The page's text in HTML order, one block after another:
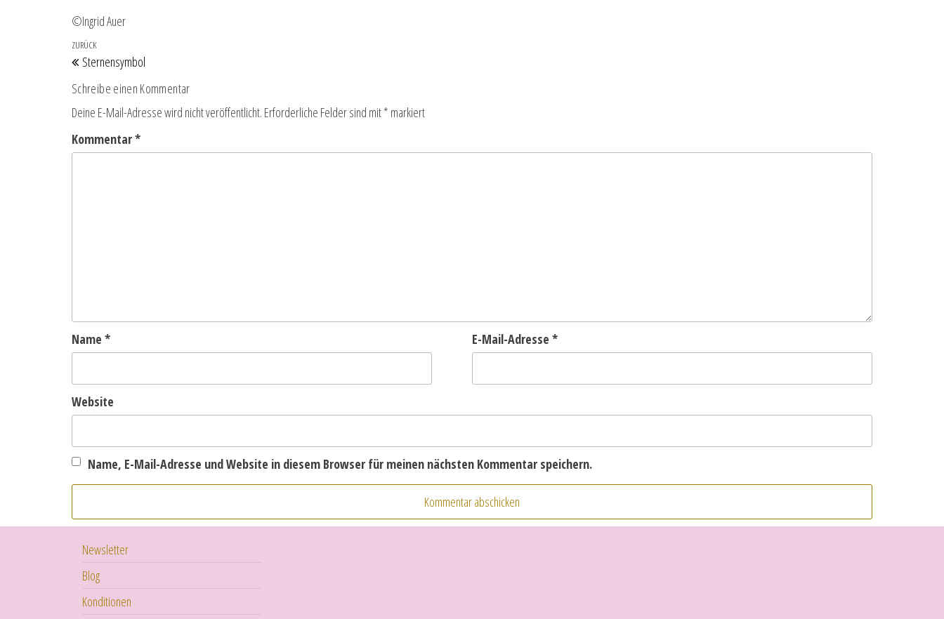
©Ingrid Auer
Beitragsnavigation
Vorheriger Beitrag
ZURÜCK
Sternensymbol
Schreibe einen Kommentar
Deine E-Mail-Adresse wird nicht veröffentlicht. Erforderliche Felder sind mit* markiert
Kommentar*
Name * E-Mail-Adresse *
Website
Name, E-Mail-Adresse und Website in diesem Browser für meinen nächsten Kommentar speichern.
Newsletter
Blog
Konditionen